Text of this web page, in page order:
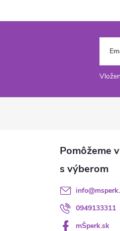
info@
0949133311
mŠperk.sk